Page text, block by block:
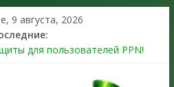
9 августа, 2026
для пользователей PPN!
в GTA Online уже 14 июля